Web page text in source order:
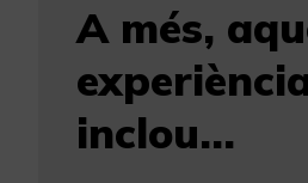
A més,
inclou...